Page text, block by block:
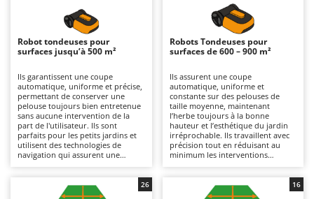
Aspirateurs de piscine
Aspirateurs Multifonctions
Atomiseurs agricoles pour tracteurs
Atomiseurs pour traitements
Autolaveuses
Autres produits
B
Balayeuses
Bancs de scie pour le bois - Scies à bûches
ALA 2000
Alpina
Ama
Ambrogio Robot
Annovi Reverberi
ANTHBOT
Archman
Robot tondeuses pour
surfaces jusqu’à 500 m²
Ils garantissent une coupe
automatique, uniforme et précise,
permettant de conserver une
pelouse toujours bien entretenue
sans aucune intervention de la
part de l'utilisateur. Ils sont
parfaits pour les petits jardins et
utilisent des technologies de
navigation qui assurent une
homogènes et précis. Pour
garantir leur bon fonctionnement,
Robots Tondeuses pour
surfaces de 600 – 900 m²
Ils assurent une coupe
automatique, uniforme et
constante sur des pelouses de
taille moyenne, maintenant
l’herbe toujours à la bonne
hauteur et l’esthétique du jardin
irréprochable. Ils travaillent avec
précision tout en réduisant au
minimum les interventions
grande autonomie et une capacité
à couvrir des surfaces plus vastes.
26 16